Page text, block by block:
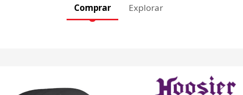
Comprar Explorar